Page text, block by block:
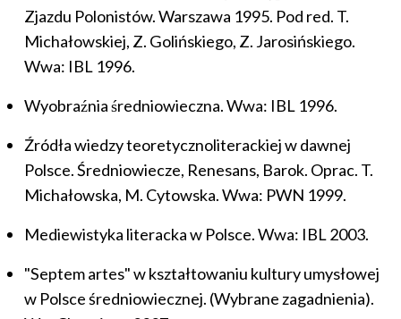
Zjazdu Polonistów. Warszawa 1995. Pod red. T.
Michałowskiej, Z. Golińskiego, Z. Jarosińskiego.
Wwa: IBL 1996.
Wyobraźnia średniowieczna. Wwa: IBL 1996.
Źródła wiedzy teoretycznoliterackiej w dawnej
Polsce. Średniowiecze, Renesans, Barok. Oprac. T.
Michałowska, M. Cytowska. Wwa: PWN 1999.
Mediewistyka literacka w Polsce. Wwa: IBL 2003.
"Septem artes" w kształtowaniu kultury umysłowej
w Polsce średniowiecznej. (Wybrane zagadnienia).